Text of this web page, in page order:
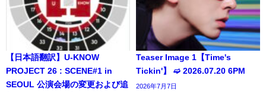
【日本語翻訳】U-KNOW
PROJECT 26 : SCENE#1 in
SEOUL 公演会場の変更および追
Teaser Image 1【Time's
Tickin'】 ➫ 2026.07.20 6PM
2026年7月7日